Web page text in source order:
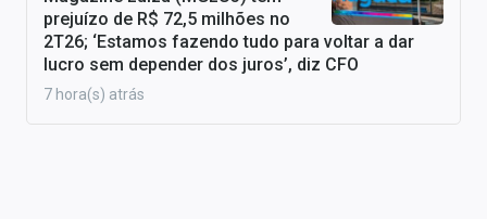
prejuízo de R$ 72,5 milhões no
2T26; ‘Estamos fazendo tudo para voltar a dar
lucro sem depender dos juros’, diz CFO
7 hora(s) atrás